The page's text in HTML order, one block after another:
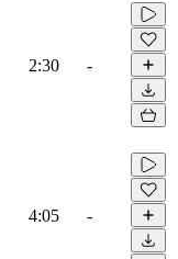
2:30 -
4:05 -